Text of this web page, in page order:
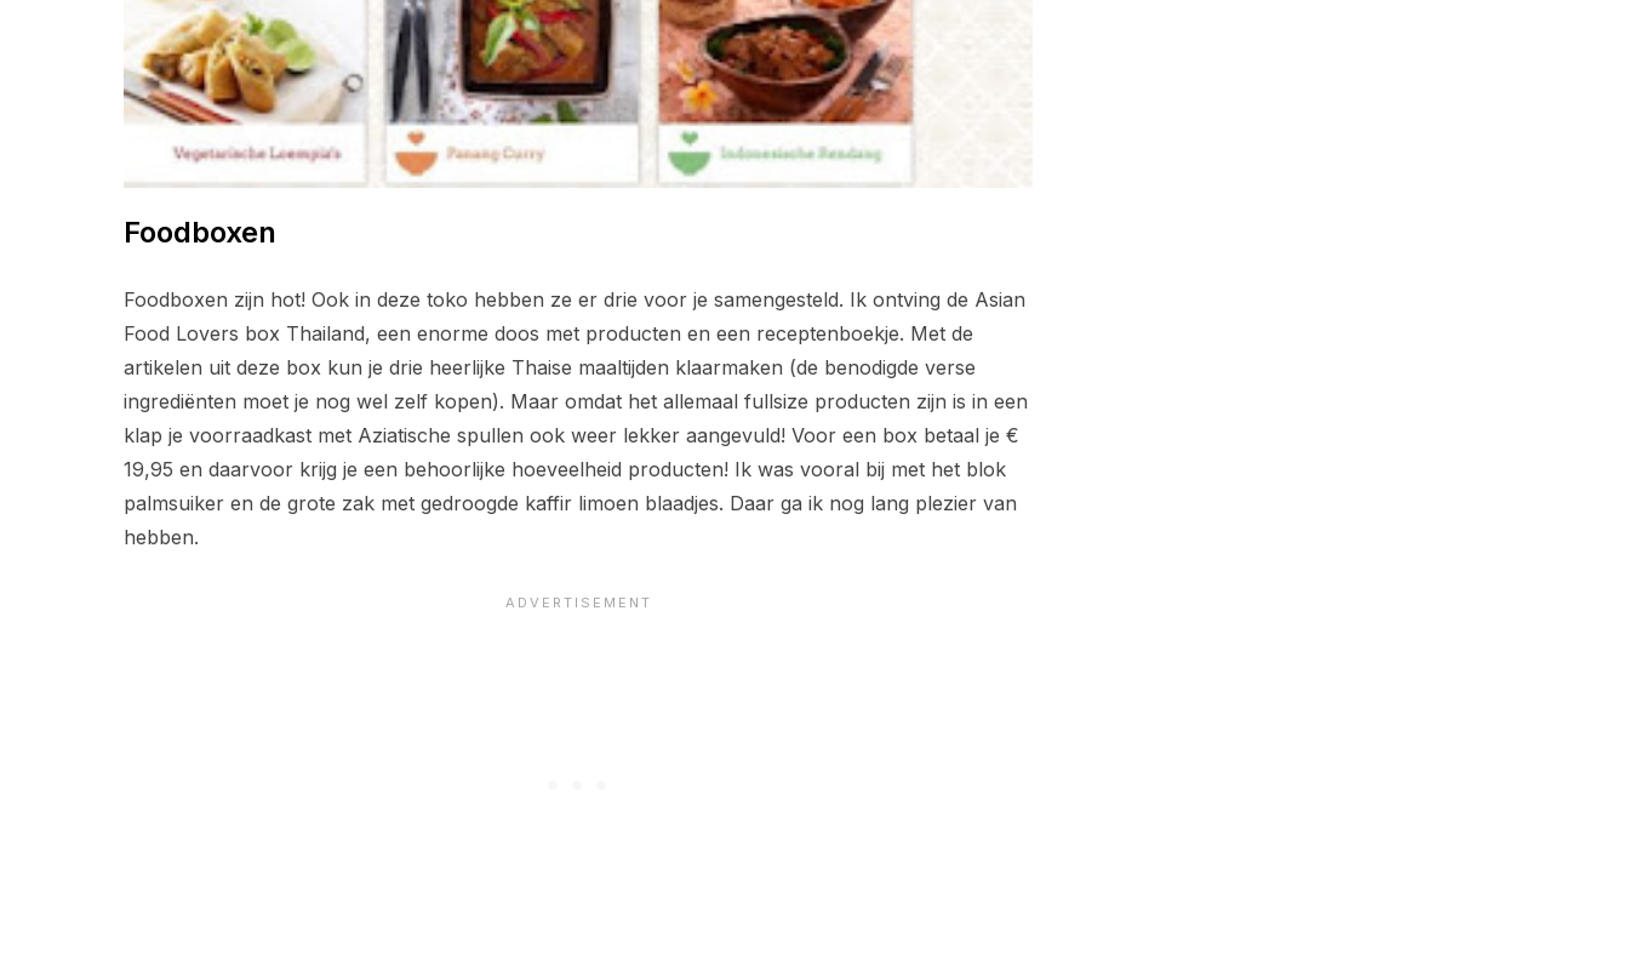
Foodboxen
Foodboxen zijn hot! Ook in deze toko hebben ze er drie voor je samengesteld. Ik ontving de Asian
Food Lovers box Thailand, een enorme doos met producten en een receptenboekje. Met de
artikelen uit deze box kun je drie heerlijke Thaise maaltijden klaarmaken (de benodigde verse
ingrediënten moet je nog wel zelf kopen). Maar omdat het allemaal fullsize producten zijn is in een
klap je voorraadkast met Aziatische spullen ook weer lekker aangevuld! Voor een box betaal je €
19,95 en daarvoor krijg je een behoorlijke hoeveelheid producten! Ik was vooral bij met het blok
palmsuiker en de grote zak met gedroogde kaffir limoen blaadjes. Daar ga ik nog lang plezier van
hebben.